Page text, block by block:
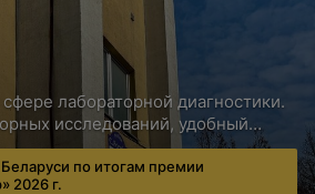
лабораторной диагностики.
исследований, удобный
бесплатная консультация врача
по итогам премии
2026 г.